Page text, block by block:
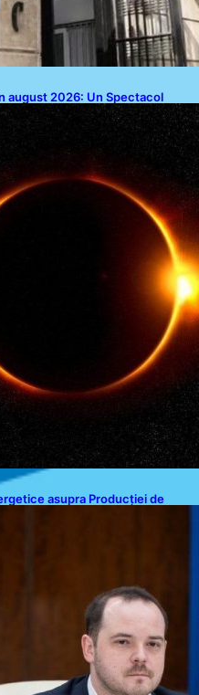
august 2026: Un Spectacol
României
asupra Producției de